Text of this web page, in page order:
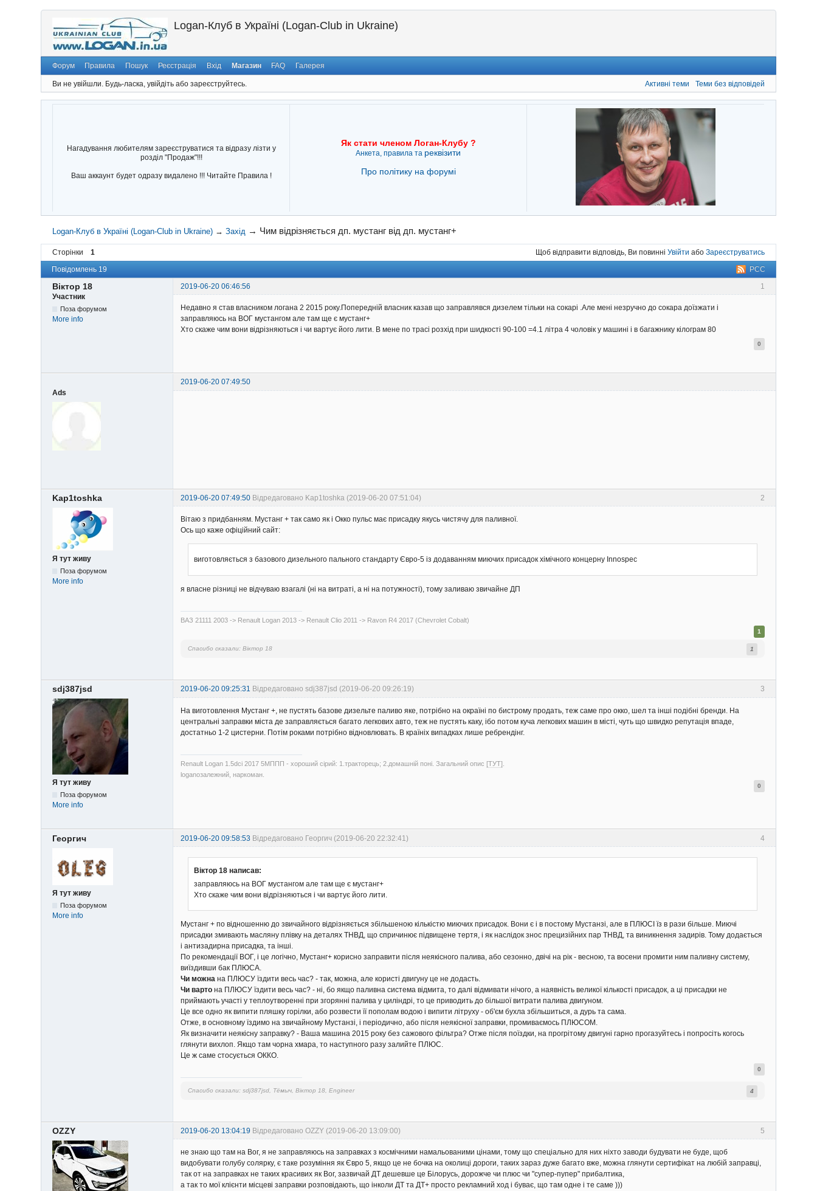
Logan-Клуб в Україні (Logan-Club in Ukraine)
Форум Правила Пошук Реєстрація Вхід Магазин FAQ Галерея
Ви не увійшли. Будь-ласка, увійдіть або зареєструйтесь. Активні теми Теми без відповідей
Нагадування любителям зареєструватися та відразу лізти у
розділ "Продаж"!!!
Ваш аккаунт будет одразу видалено !!! Читайте Правила !
Як стати членом Логан-Клубу ?
Анкета, правила та реквізити
Про політику на форумі
Logan-Клуб в Україні (Logan-Club in Ukraine) → Захід → Чим відрізняється дп. мустанг від дп. мустанг+
Сторінки 1 Щоб відправити відповідь, Ви повинні Увійти або Зареєструватись
РСС
Повідомлень 19
1
Віктор 18
2019-06-20 06:46:56
Участник
Поза форумом
More info
Недавно я став власником логана 2 2015 року.Попередній власник казав що заправлявся дизелем тільки на сокарі .Але мені незручно до сокара доїзжати і
заправляюсь на ВОГ мустангом але там ще є мустанг+
Хто скаже чим вони відрізняються і чи вартує його лити. В мене по трасі розхід при шидкості 90-100 =4.1 літра 4 чоловік у машині і в багажнику кілограм 80
0
2019-06-20 07:49:50
Ads
2
Kap1toshka 2019-06-20 07:49:50 Відредаговано Kap1toshka (2019-06-20 07:51:04)
Я тут живу
Поза форумом
More info
Вітаю з придбанням. Мустанг + так само як і Окко пульс має присадку якусь чистячу для паливної.
Ось що каже офіційний сайт:
виготовляється з базового дизельного пального стандарту Євро-5 із додаванням миючих присадок хімічного концерну Innospec
я власне різниці не відчуваю взагалі (ні на витраті, а ні на потужності), тому заливаю звичайне ДП
ВАЗ 21111 2003 -> Renault Logan 2013 -> Renault Clio 2011 -> Ravon R4 2017 (Chevrolet Cobalt)
1
Спасибо сказали:Віктор 18 1
3
sdj387jsd 2019-06-20 09:25:31 Відредаговано sdj387jsd (2019-06-20 09:26:19)
Я тут живу
Поза форумом
More info
На виготовлення Мустанг +, не пустять базове дизельте паливо яке, потрібно на окраїні по бистрому продать, теж саме про окко, шел та інші подібні бренди. На
центральні заправки міста де заправляється багато легкових авто, теж не пустять каку, ібо потом куча легкових машин в місті, чуть що швидко репутація впаде,
достатньо 1-2 цистерни. Потім роками потрібно відновлювать. В країніх випадках лише ребрендінг.
Renault Logan 1.5dci 2017 5МППП - хороший сірий: 1.тракторець; 2.домашній поні. Загальний опис [ТУТ]
loganозалежний, наркоман.
0
4
Георгич 2019-06-20 09:58:53 Відредаговано Георгич (2019-06-20 22:32:41)
Я тут живу
Поза форумом
More info
Віктор 18 написав:
заправляюсь на ВОГ мустангом але там ще є мустанг+
Хто скаже чим вони відрізняються і чи вартує його лити.
Мустанг + по відношенню до звичайного відрізняється збільшеною кількістю миючих присадок. Вони є і в постому Мустанзі, але в ПЛЮСІ їз в рази більше. Миючі
присадки змивають масляну плівку на деталях ТНВД, що спричинює підвищене тертя, і як наслідок знос прецизійних пар ТНВД, та виникнення задирів. Тому додається
і антизадирна присадка, та інші.
По рекомендації ВОГ, і це логічно, Мустанг+ корисно заправити після неякісного палива, або сезонно, двічі на рік - весною, та восени промити ним паливну систему,
виїздивши бак ПЛЮСА.
Чи можна на ПЛЮСУ їздити весь час? - так, можна, але користі двигуну це не додасть.
Чи варто на ПЛЮСУ їздити весь час? - ні, бо якщо паливна система відмита, то далі відмивати нічого, а наявність великої кількості присадок, а ці присадки не
приймають участі у теплоутворенні при згорянні палива у циліндрі, то це приводить до більшої витрати палива двигуном.
Це все одно як випити пляшку горілки, або розвести її пополам водою і випити літруху - об'єм бухла збільшиться, а дурь та сама.
Отже, в основному їздимо на звичайному Мустанзі, і періодично, або після неякісної заправки, промиваємось ПЛЮСОМ.
Як визначити неякісну заправку? - Ваша машина 2015 року без сажового фільтра? Отже після поїздки, на прогрітому двигуні гарно прогазуйтесь і попросіть когось
глянути вихлоп. Якщо там чорна хмара, то наступного разу залийте ПЛЮС.
Це ж саме стосується ОККО.
0
Спасибо сказали: sdj387jsd, Тёмыч, Віктор 18, Engineer 4
5
OZZY 2019-06-20 13:04:19 Відредаговано OZZY (2019-06-20 13:09:00)
не знаю що там на Вог, я не заправляюсь на заправках з космічними намальованими цінами, тому що спеціально для них ніхто заводи будувати не буде, щоб
видобувати голубу солярку, є таке розуміння як Євро 5, якщо це не бочка на околиці дороги, таких зараз дуже багато вже, можна глянути сертифікат на любій заправці,
так от на заправках не таких красивих як Вог, зазвичай ДТ дешевше це Білорусь, дорожче чи плюс чи "супер-пупер" прибалтика,
а так то мої клієнти місцеві заправки розповідають, що інколи ДТ та ДТ+ просто рекламний ход і буває, що там одне і те саме )))